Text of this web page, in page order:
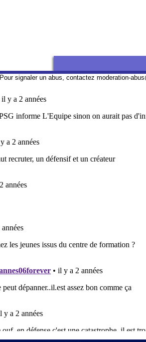
Pour signaler un abus, contactez moderation-